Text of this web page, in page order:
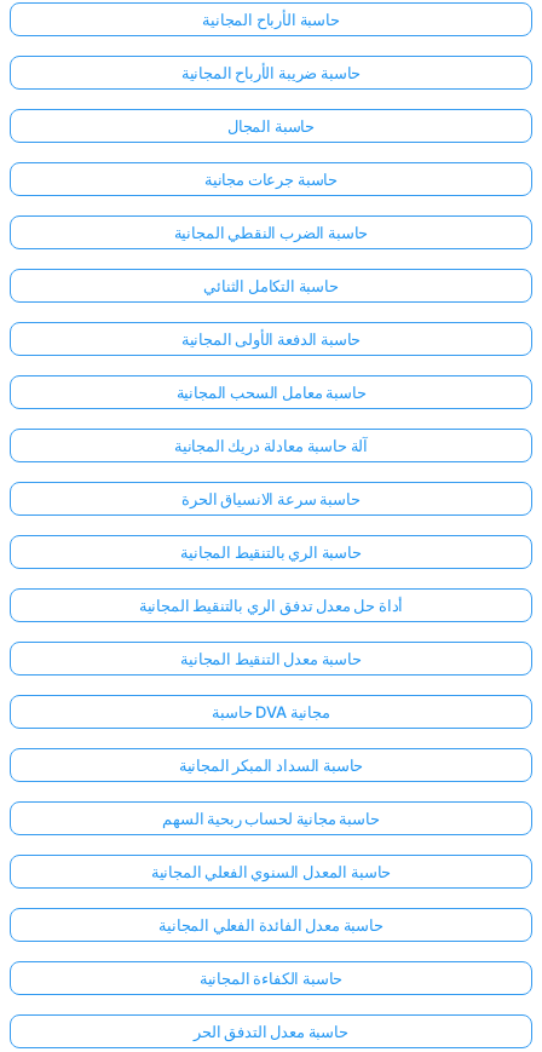
هنا!
الدعم:
حاسبة الأرباح المجانية
حاسبة ضريبة الأرباح المجانية
حاسبة المجال
حاسبة جرعات مجانية
حاسبة الضرب النقطي المجانية
حاسبة التكامل الثنائي
حاسبة الدفعة الأولى المجانية
حاسبة معامل السحب المجانية
آلة حاسبة معادلة دريك المجانية
حاسبة سرعة الانسياق الحرة
حاسبة الري بالتنقيط المجانية
أداة حل معدل تدفق الري بالتنقيط المجانية
حاسبة معدل التنقيط المجانية
حاسبة DVA مجانية
حاسبة السداد المبكر المجانية
حاسبة مجانية لحساب ربحية السهم
حاسبة المعدل السنوي الفعلي المجانية
حاسبة معدل الفائدة الفعلي المجانية
حاسبة الكفاءة المجانية
حاسبة معدل التدفق الحر